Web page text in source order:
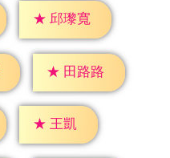
★ 邱瓈寬
★ 田路路
★ 王凱